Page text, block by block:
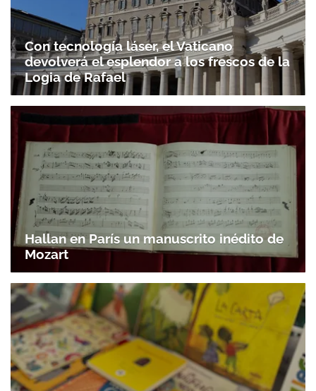
Con tecnología láser, el Vaticano
devolverá el esplendor a los frescos de la
Logia de Rafael
Hallan en París un manuscrito inédito de
Mozart